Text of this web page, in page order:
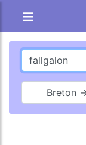
Breton